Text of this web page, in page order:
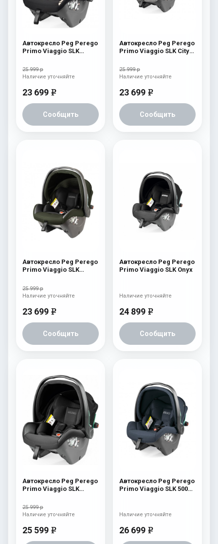
Автокресло Peg Perego
Primo Viaggio SLK
25 999 р
23 699 e
Сообщить
Наличие уточняйте
Автокресло Peg Perego
Primo Viaggio SLK City
25 999 р
23 699 e
Сообщить
Наличие уточняйте
Автокресло Peg Perego
Primo Viaggio SLK
25 999 р
23 699 e
Сообщить
Наличие уточняйте
Автокресло Peg Perego
Primo Viaggio SLK Onyx
24 899 e
Сообщить
Наличие уточняйте
Автокресло Peg Perego
Primo Viaggio SLK
25 999 р
25 599 e
Наличие уточняйте
Автокресло Peg Perego
Primo Viaggio SLK 500
26 699 e
Наличие уточняйте